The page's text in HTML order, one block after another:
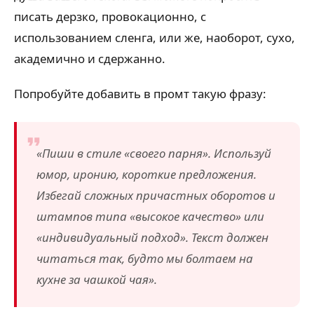
писать дерзко, провокационно, с
использованием сленга, или же, наоборот, сухо,
академично и сдержанно.
Попробуйте добавить в промт такую фразу:
«Пиши в стиле «своего парня». Используй
юмор, иронию, короткие предложения.
Избегай сложных причастных оборотов и
штампов типа «высокое качество» или
«индивидуальный подход». Текст должен
читаться так, будто мы болтаем на
кухне за чашкой чая».